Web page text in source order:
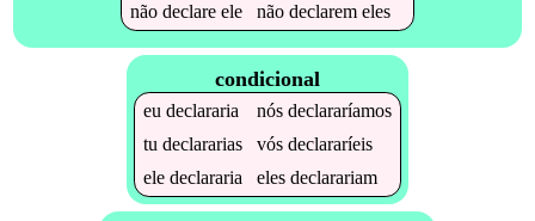
não declareele não declaremeles
condicional
eu declararia nós declararíamos
tu declararias vós declararíeis
ele declararia eles declarariam